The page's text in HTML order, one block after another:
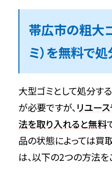
帯広市の粗大
ミ）を無料で
大型ゴミとして処分す
が必要ですが、リユー
法を取り入れると無料
品の状態によっては買
は、以下の2つの方法を